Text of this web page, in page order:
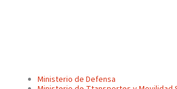
Ministerio de Defensa